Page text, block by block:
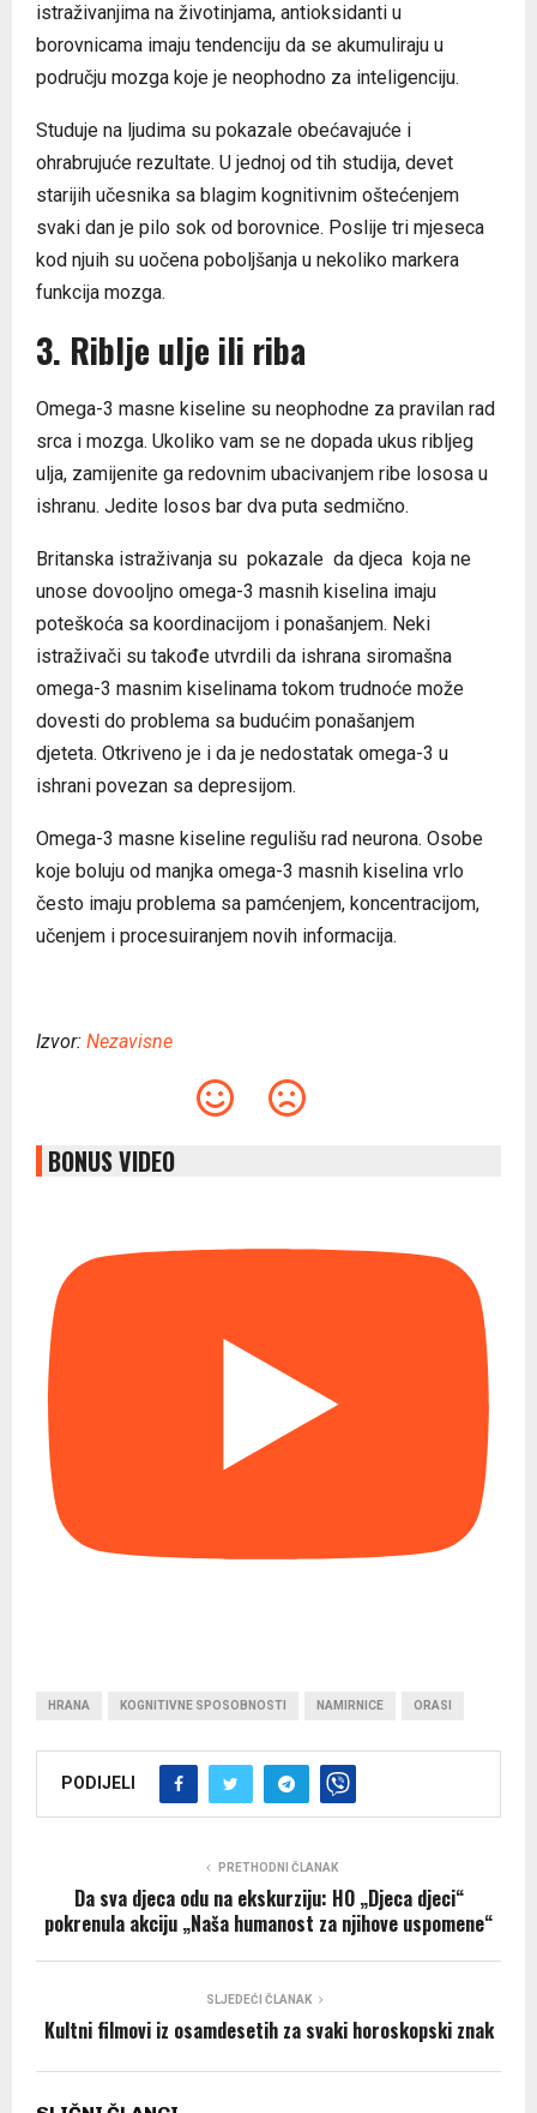
istraživanjima na životinjama, antioksidanti u
borovnicama imaju tendenciju da se akumuliraju u
području mozga koje je neophodno za inteligenciju.
Studuje na ljudima su pokazale obećavajuće i
ohrabrujuće rezultate. U jednoj od tih studija, devet
starijih učesnika sa blagim kognitivnim oštećenjem
svaki dan je pilo sok od borovnice. Poslije tri mjeseca
kod njuih su uočena poboljšanja u nekoliko markera
funkcija mozga.
3. Riblje ulje ili riba
Omega-3 masne kiseline su neophodne za pravilan rad
srca i mozga. Ukoliko vam se ne dopada ukus ribljeg
ulja, zamijenite ga redovnim ubacivanjem ribe lososa u
ishranu. Jedite losos bar dva puta sedmično.
Britanska istraživanja su pokazale da djeca koja ne
unose dovooljno omega-3 masnih kiselina imaju
poteškoća sa koordinacijom i ponašanjem. Neki
istraživači su takođe utvrdili da ishrana siromašna
omega-3 masnim kiselinama tokom trudnoće može
dovesti do problema sa budućim ponašanjem
djeteta. Otkriveno je i da je nedostatak omega-3 u
ishrani povezan sa depresijom.
Omega-3 masne kiseline regulišu rad neurona. Osobe
koje boluju od manjka omega-3 masnih kiselina vrlo
često imaju problema sa pamćenjem, koncentracijom,
učenjem i procesuiranjem novih informacija.
Izvor: Nezavisne
BONUS VIDEO
HRANA KOGNITIVNE SPOSOBNOSTI NAMIRNICE ORASI
PODIJELI
PRETHODNI ČLANAK
Da sva djeca odu na ekskurziju: HO „Djeca djeci“
pokrenula akciju „Naša humanost za njihove uspomene“
SLJEDEĆI ČLANAK
Kultni filmovi iz osamdesetih za svaki horoskopski znak